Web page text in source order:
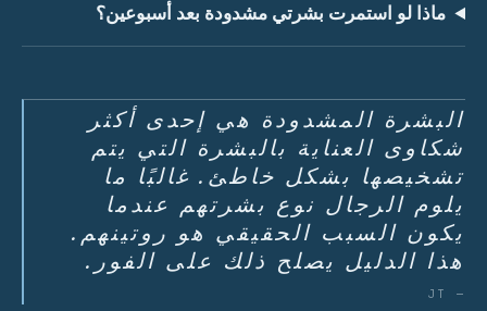
ماذا لو استمرت بشرتي مشدودة بعد أسبوعين؟
البشرة المشدودة هي إحدى أكثر
شكاوى العناية بالبشرة التي يتم
تشخيصها بشكل خاطئ. غالبًا ما
يلوم الرجال نوع بشرتهم عندما
يكون السبب الحقيقي هو روتينهم.
هذا الدليل يصلح ذلك على الفور.
— JT